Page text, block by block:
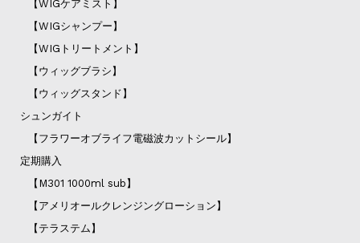
【WIGケアミスト】
【WIGシャンプー】
【WIGトリートメント】
【ウィッグブラシ】
【ウィッグスタンド】
シュンガイト
【フラワーオブライフ電磁波カットシール】
定期購入
【M301 1000ml sub】
【アメリオールクレンジングローション】
【テラステム】